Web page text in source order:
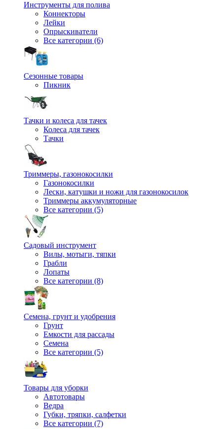
Инструменты для полива
Коннекторы
Лейки
Опрыскиватели
Все категории (6)
Сезонные товары
Пикник
Тачки и колеса для тачек
Колеса для тачек
Тачки
Триммеры, газонокосилки
Газонокосилки
Лески, катушки и ножи для газонокосилок
Триммеры аккумуляторные
Все категории (5)
Садовый инструмент
Вилы, мотыги, тяпки
Грабли
Лопаты
Все категории (8)
Семена, грунт и удобрения
Грунт
Емкости для рассады
Семена
Все категории (5)
Товары для уборки
Автотовары
Ведра
Губки, тряпки, салфетки
Все категории (7)